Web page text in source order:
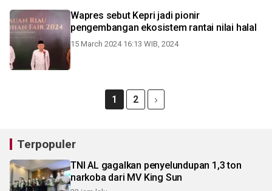
Wapres sebut Kepri jadi pionir
pengembangan ekosistem rantai nilai halal
15 March 2024 16:13 WIB, 2024
1 2
Terpopuler
TNI AL gagalkan penyelundupan 1,3 ton
narkoba dari MV King Sun